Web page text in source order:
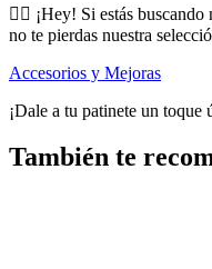
🕵️‍♂️ ¡Hey! Si estás buscando
no te pierdas nuestra
Accesorios y Mejoras
¡Dale a tu patinete un
También te